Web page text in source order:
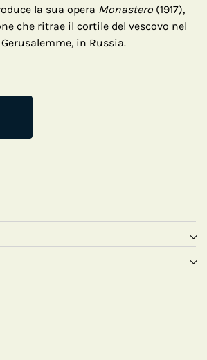
la sua opera Monastero (1917),
che ritrae il cortile del vescovo nel
in Russia.